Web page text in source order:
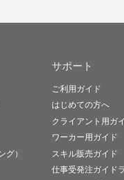
グ）
サポート
ご利用ガイド
はじめての方へ
クライアント用ガ
ワーカー用ガイド
スキル販売ガイド
仕事受発注ガイド